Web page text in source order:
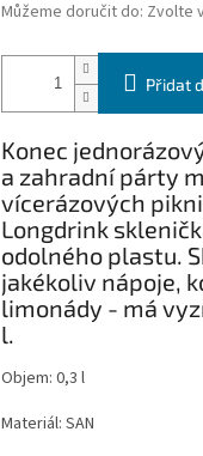
Můžeme doručit do: Zvolte
Přidat
Konec
a zahradní párty
vícerázových
Longdrink
odolného plastu.
jakékoliv nápoje,
limonády - má
l.
Objem: 0,3 l
Materiál: SAN